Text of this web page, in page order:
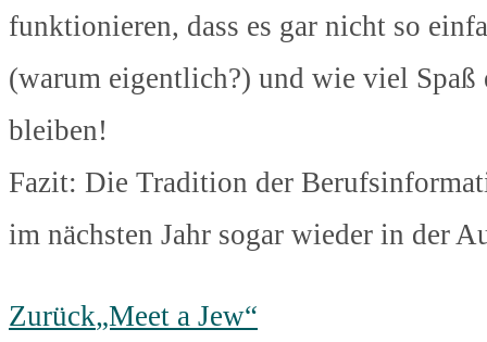
funktionieren, dass es gar nicht so
(warum eigentlich?) und wie viel Spaß
bleiben!
Fazit: Die Tradition der
im nächsten Jahr sogar wieder in der
Zurück„Meet a Jew“